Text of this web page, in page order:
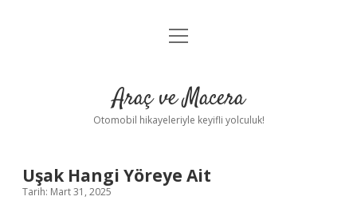
Anasayfa
Yasal Uyarı
menüyü
Araç ve Macera
Otomobil hikayeleriyle keyifli yolculuk!
Uşak Hangi Yöreye Ait
Tarih: Mart 31, 2025